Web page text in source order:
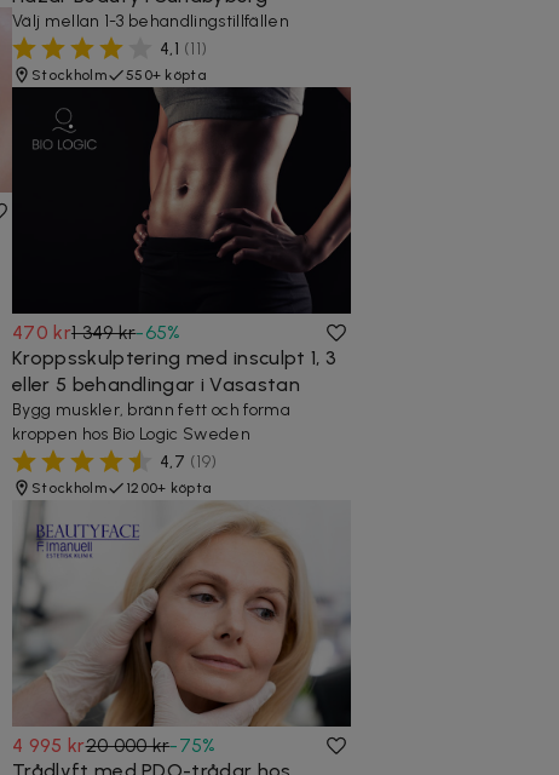
Välj mellan 1-3 behandlingstillfällen
4,1 (11)
Stockholm 550+ köpta
470 kr1 349 kr-65%
Kroppsskulptering med insculpt 1, 3
eller 5 behandlingar i Vasastan
Bygg muskler, bränn fett och forma
kroppen hos Bio Logic Sweden
4,7 (19)
Stockholm 1200+ köpta
4 995 kr20 000 kr-75%
Trådlyft med PDO-trådar hos